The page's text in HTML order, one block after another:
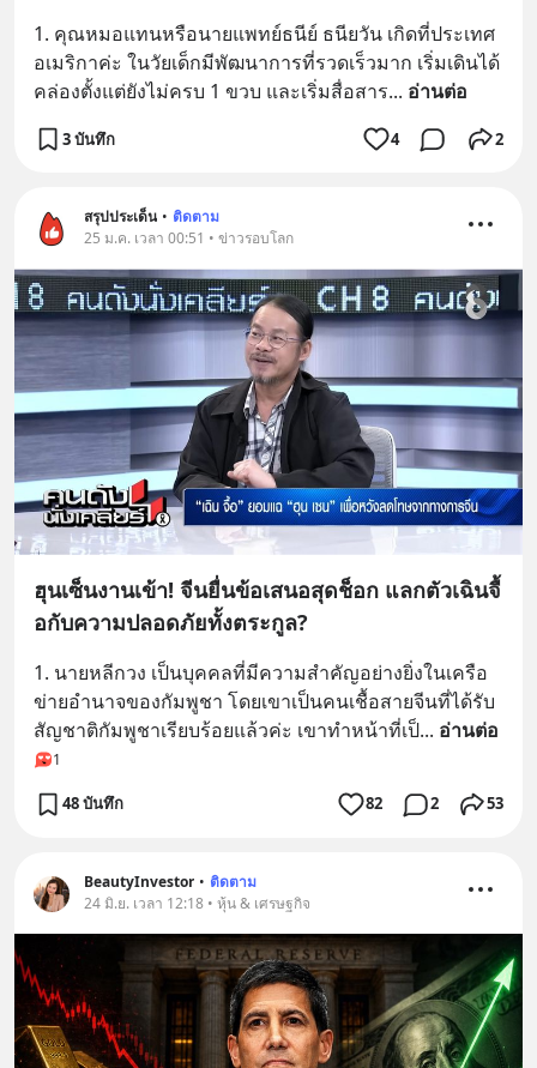
1. คุณหมอแทนหรือนายแพทย์ธนีย์ ธนียวัน เกิดที่ประเทศ
อเมริกาค่ะ ในวัยเด็กมีพัฒนาการที่รวดเร็วมาก เริ่มเดินได้
คล่องตั้งแต่ยังไม่ครบ 1 ขวบ และเริ่มสื่อสาร... อ่านต่อ
3 บันทึก 4 2
สรุปประเด็น • ติดตาม
25 ม.ค. เวลา 00:51 • ข่าวรอบโลก
ฮุนเซ็นงานเข้า! จีนยื่นข้อเสนอสุดช็อก แลกตัวเฉินจื้
อกับความปลอดภัยทั้งตระกูล?
1. นายหลีกวง เป็นบุคคลที่มีความสำคัญอย่างยิ่งในเครือ
ข่ายอำนาจของกัมพูชา โดยเขาเป็นคนเชื้อสายจีนที่ได้รับ
สัญชาติกัมพูชาเรียบร้อยแล้วค่ะ เขาทำหน้าที่เป็... อ่านต่อ
1
48 บันทึก 82 2 53
BeautyInvestor • ติดตาม
24 มิ.ย. เวลา 12:18 • หุ้น & เศรษฐกิจ